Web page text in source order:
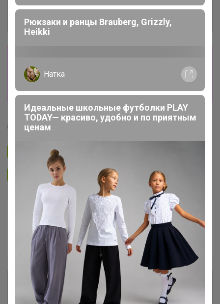
завершен
Артемида
Подписаться на закупку
Подписаться на организатора 1.7K
В архиве Собрано
100 %
Ожидание ~ 4 дня
Комментарии к лотам 3.7K
Рюкзаки и ранцы Brauberg, Grizzly,
Heikki
Натка
Идеальные школьные футболки PLAY
TODAY— красиво, удобно и по приятным
ценам